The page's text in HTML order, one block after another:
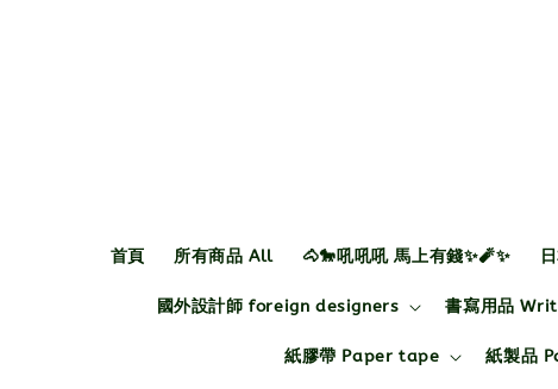
首頁 所有商品 All 🐴🐎吼吼吼 馬上有錢✨🧨✨
國外設計師 foreign designers 書寫用品
紙膠帶 Paper tape 紙製品